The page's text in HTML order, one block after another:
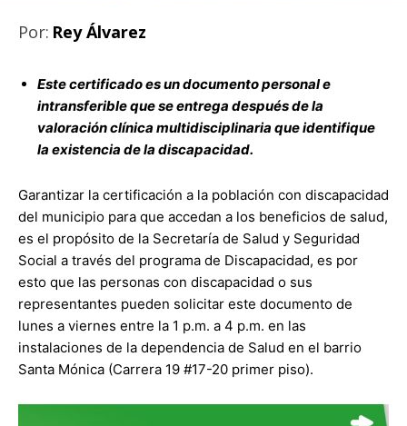
Por: Rey Álvarez
Este certificado es un documento personal e
intransferible que se entrega después de la
valoración clínica multidisciplinaria que identifique
la existencia de la discapacidad.
Garantizar la certificación a la población con discapacidad
del municipio para que accedan a los beneficios de salud,
es el propósito de la Secretaría de Salud y Seguridad
Social a través del programa de Discapacidad, es por
esto que las personas con discapacidad o sus
representantes pueden solicitar este documento de
lunes a viernes entre la 1 p.m. a 4 p.m. en las
instalaciones de la dependencia de Salud en el barrio
Santa Mónica (Carrera 19 #17-20 primer piso).